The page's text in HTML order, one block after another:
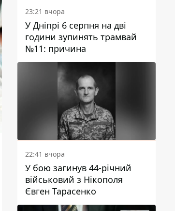
23:21 вчора
У Дніпрі 6 серпня на дві
години зупинять трамвай
№11: причина
22:41 вчора
У бою загинув 44-річний
військовий з Нікополя
Євген Тарасенко